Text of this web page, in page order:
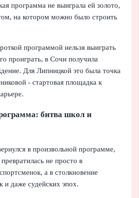
программа не выиграла ей золото,
на котором можно было строить
программой нельзя выиграть
проиграть, в Сочи получила
Для Липницкой это была точка
- стартовая площадка к
битва школ и
в произвольной программе,
не просто в
а в столкновение
и даже судейских эпох.